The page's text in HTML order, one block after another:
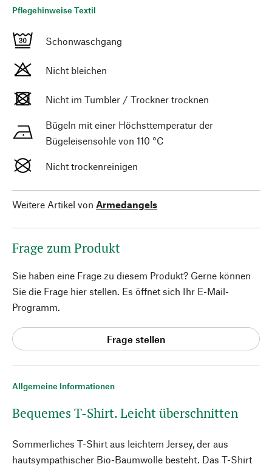
Allgemeine Informationen
Bequemes T-Shirt. Leicht überschnitten
Sommerliches T-Shirt aus leichtem Jersey, der aus
hautsympathischer Bio-Baumwolle besteht. Das T-Shirt
Pflegehinweise Textil
Schonwaschgang
Nicht bleichen
Nicht im Tumbler / Trockner trocknen
Bügeln mit einer Höchsttemperatur der
Bügeleisensohle von 110 °C
Nicht trockenreinigen
Weitere Artikel von Armedangels
Frage zum Produkt
Sie haben eine Frage zu diesem Produkt? Gerne können
Sie die Frage hier stellen. Es öffnet sich Ihr E-Mail-
Programm.
Frage stellen